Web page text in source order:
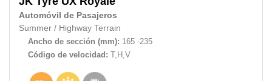
Automóvil de Pasajeros
Summer / Highway Terrain
Ancho de sección (mm): 165 -235
Código de velocidad: T,H,V